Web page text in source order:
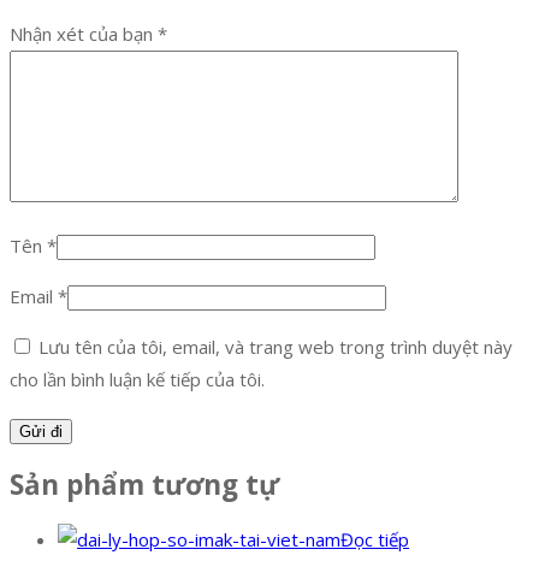
Nhận xét của bạn *
Tên *
Email *
Lưu tên của tôi, email, và trang web trong trình duyệt này
cho lần bình luận kế tiếp của tôi.
Sản phẩm tương tự
Đọc tiếp